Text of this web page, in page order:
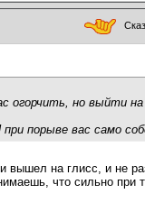
но выйти
порыве вас само
на глисс, и не
что сильно при